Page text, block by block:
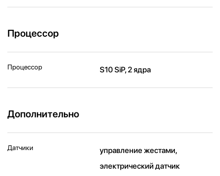
Процессор
Процессор S10 SiP, 2 ядра
Дополнительно
Датчики
управление жестами,
электрический датчик